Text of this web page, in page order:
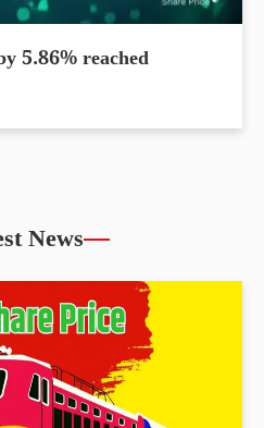
5.86% reached
News